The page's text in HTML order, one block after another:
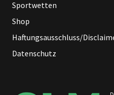
Sportwetten
Shop
Haftungsausschluss/
Datenschutz